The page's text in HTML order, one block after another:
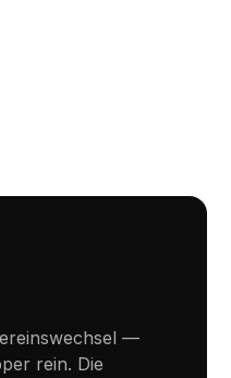
—
rein. Die